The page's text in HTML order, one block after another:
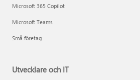
Microsoft 365 Copilot
Microsoft Teams
Små företag
Utvecklare och IT